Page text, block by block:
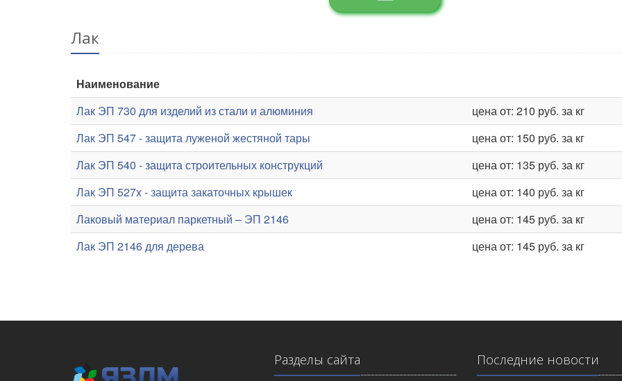
Лак
Наименование
Лак ЭП 730 для изделий из стали и алюминия
цена от: 210 руб. за кг
Лак ЭП 547 - защита луженой жестяной тары
цена от: 150 руб. за кг
Лак ЭП 540 - защита строительных конструкций
цена от: 135 руб. за кг
Лак ЭП 527x - защита закаточных крышек
цена от: 140 руб. за кг
Лаковый материал паркетный – ЭП 2146
цена от: 145 руб. за кг
Лак ЭП 2146 для дерева
цена от: 145 руб. за кг
Разделы сайта Последние новости